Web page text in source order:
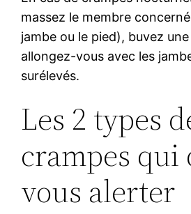
massez le membre
jambe ou le pied), buvez
allongez-vous avec les
surélevés.
Les 2 types
crampes qui
vous alerter